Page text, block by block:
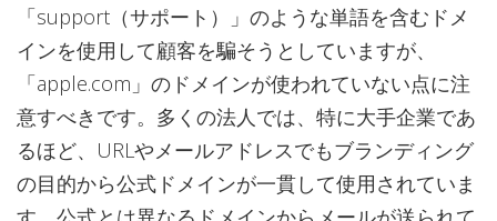
「support（サポート）」のような単語を含むドメ
インを使用して顧客を騙そうとしていますが、
「apple.com」のドメインが使われていない点に注
意すべきです。多くの法人では、特に大手企業であ
るほど、URLやメールアドレスでもブランディング
の目的から公式ドメインが一貫して使用されていま